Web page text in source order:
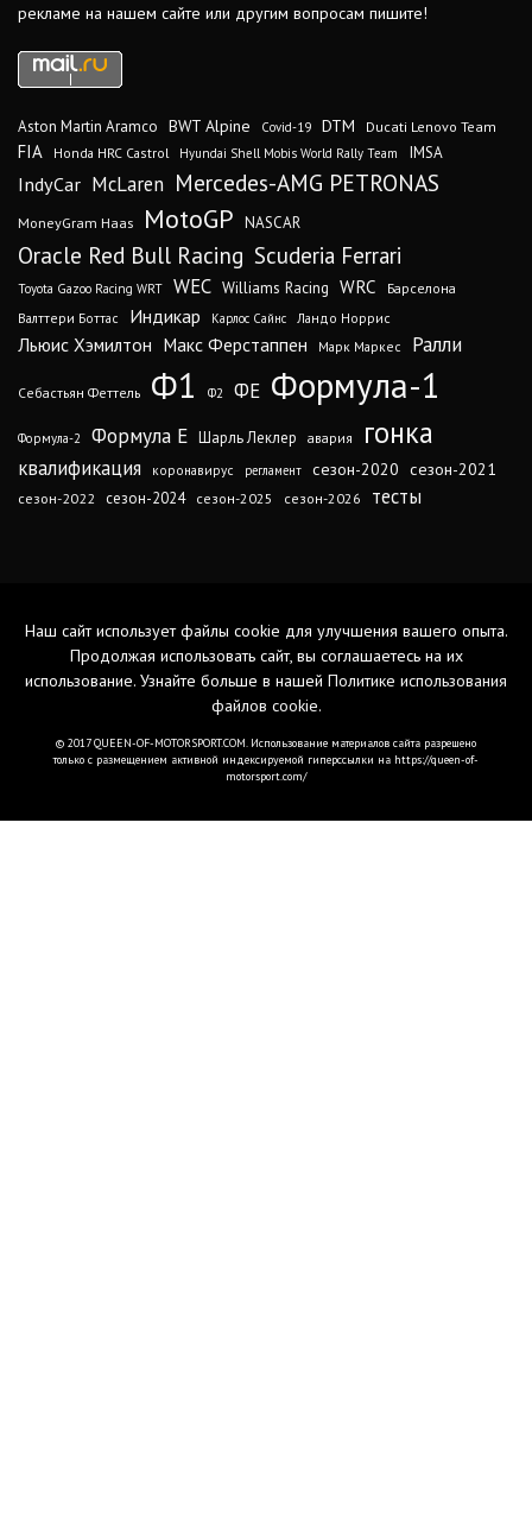
рекламе на нашем сайте или другим вопросам пишите!
Aston Martin Aramco BWT Alpine Covid-19 DTM Ducati Lenovo Team
FIA Honda HRC Castrol Hyundai Shell Mobis World Rally Team IMSA
IndyCar McLaren Mercedes-AMG PETRONAS
MoneyGram Haas MotoGP NASCAR
Oracle Red Bull Racing Scuderia Ferrari
Toyota Gazoo Racing WRT WEC Williams Racing WRC
Барселона
Валттери Боттас
Индикар Карлос Сайнс Ландо Норрис
Льюис Хэмилтон Макс Ферстаппен Марк Маркес Ралли
Себастьян Феттель Ф1 Ф2 ФЕ Формула-1
Формула-2 Формула Е Шарль Леклер авария гонка
квалификация коронавирус регламент сезон-2020 сезон-2021
сезон-2022 сезон-2024 сезон-2025 сезон-2026 тесты
Наш сайт использует файлы cookie для улучшения вашего опыта.
Продолжая использовать сайт, вы соглашаетесь на их
использование. Узнайте больше в нашей Политике использования
файлов cookie.
© 2017 QUEEN-OF-MOTORSPORT.COM. Использование материалов сайта разрешено
только с размещением активной индексируемой гиперссылки на https://queen-of-
motorsport.com/